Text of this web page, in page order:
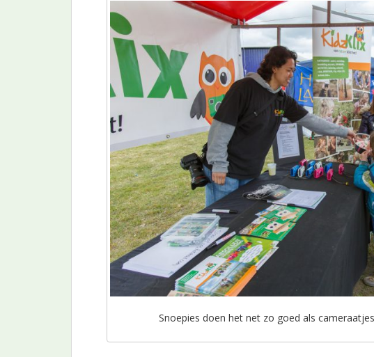
Snoepies doen het net zo goed als